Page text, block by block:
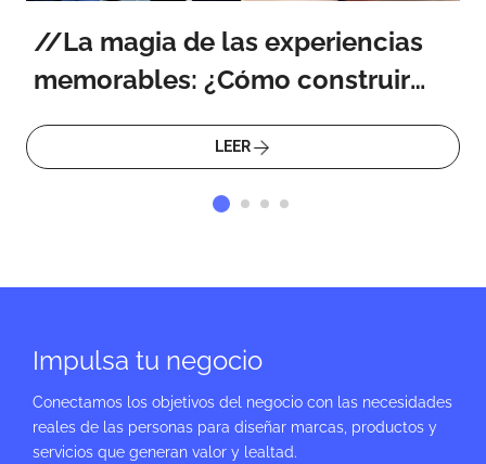
La magia de las experiencias
memorables: ¿Cómo construir
relaciones a largo plazo con
clientes?
LEER
Impulsa tu negocio
Conectamos los objetivos del negocio con las necesidades
reales de las personas para diseñar marcas, productos y
servicios que generan valor y lealtad.